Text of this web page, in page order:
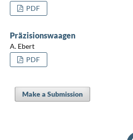
PDF
Präzisionswaagen
A. Ebert
PDF
Make a Submission